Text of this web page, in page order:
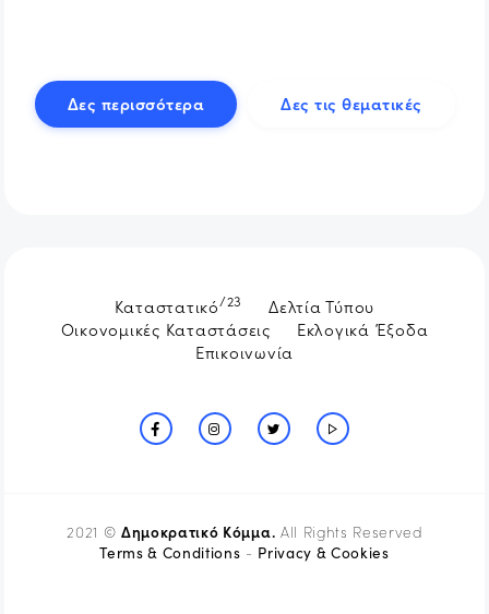
Δες περισσότερα Δες τις θεματικές
Καταστατικό/23
Δελτία Τύπου
Οικονομικές Καταστάσεις
Εκλογικά Έξοδα
Επικοινωνία
2021 ©Δημοκρατικό Κόμμα. All Rights Reserved
Terms & Conditions - Privacy & Cookies